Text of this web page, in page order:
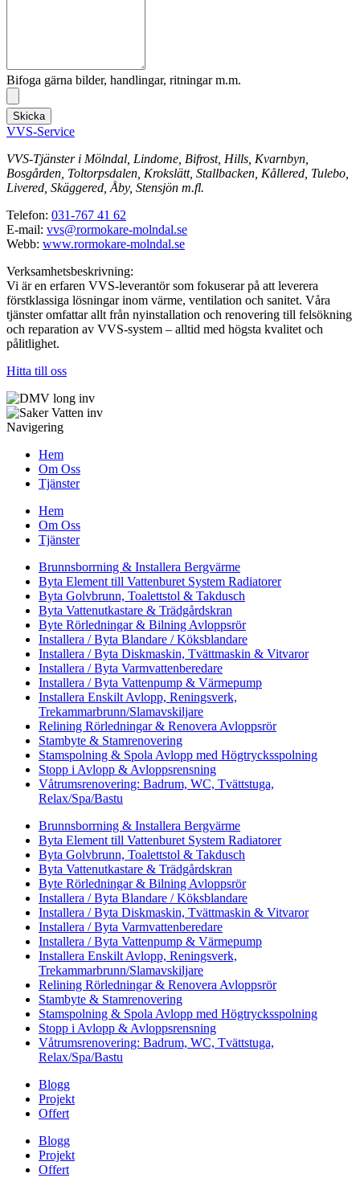
Bifoga gärna bilder, handlingar, ritningar m.m.
Skicka
VVS-Service
VVS-Tjänster i Mölndal, Lindome, Bifrost, Hills, Kvarnbyn,
Bosgården, Toltorpsdalen, Krokslätt, Stallbacken, Kållered, Tulebo,
Livered, Skäggered, Åby, Stensjön m.fl.
Telefon: 031-767 41 62
E-mail: vvs@rormokare-molndal.se
Webb: www.rormokare-molndal.se
Verksamhetsbeskrivning:
Vi är en erfaren VVS-leverantör som fokuserar på att leverera
förstklassiga lösningar inom värme, ventilation och sanitet. Våra
tjänster omfattar allt från nyinstallation och renovering till felsökning
och reparation av VVS-system – alltid med högsta kvalitet och
pålitlighet.
Hitta till oss
Navigering
Hem
Om Oss
Tjänster
Hem
Om Oss
Tjänster
Brunnsborrning & Installera Bergvärme
Byta Element till Vattenburet System Radiatorer
Byta Golvbrunn, Toalettstol & Takdusch
Byta Vattenutkastare & Trädgårdskran
Byte Rörledningar & Bilning Avloppsrör
Installera / Byta Blandare / Köksblandare
Installera / Byta Diskmaskin, Tvättmaskin & Vitvaror
Installera / Byta Varmvattenberedare
Installera / Byta Vattenpump & Värmepump
Installera Enskilt Avlopp, Reningsverk,
Trekammarbrunn/Slamavskiljare
Relining Rörledningar & Renovera Avloppsrör
Stambyte & Stamrenovering
Stamspolning & Spola Avlopp med Högtrycksspolning
Stopp i Avlopp & Avloppsrensning
Våtrumsrenovering: Badrum, WC, Tvättstuga,
Relax/Spa/Bastu
Brunnsborrning & Installera Bergvärme
Byta Element till Vattenburet System Radiatorer
Byta Golvbrunn, Toalettstol & Takdusch
Byta Vattenutkastare & Trädgårdskran
Byte Rörledningar & Bilning Avloppsrör
Installera / Byta Blandare / Köksblandare
Installera / Byta Diskmaskin, Tvättmaskin & Vitvaror
Installera / Byta Varmvattenberedare
Installera / Byta Vattenpump & Värmepump
Installera Enskilt Avlopp, Reningsverk,
Trekammarbrunn/Slamavskiljare
Relining Rörledningar & Renovera Avloppsrör
Stambyte & Stamrenovering
Stamspolning & Spola Avlopp med Högtrycksspolning
Stopp i Avlopp & Avloppsrensning
Våtrumsrenovering: Badrum, WC, Tvättstuga,
Relax/Spa/Bastu
Blogg
Projekt
Offert
Blogg
Projekt
Offert